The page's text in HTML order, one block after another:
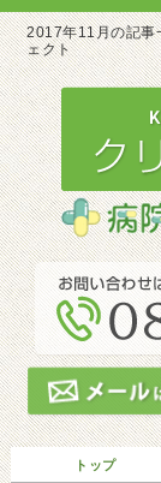
2017年11月の記事
ェクト
トップ